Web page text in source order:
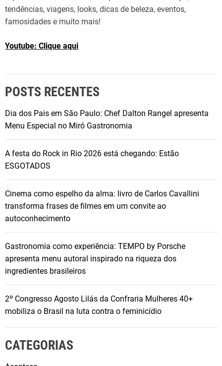
tendências, viagens, looks, dicas de beleza, eventos,
famosidades e muito mais!
Youtube: Clique aqui
POSTS RECENTES
Dia dos Pais em São Paulo: Chef Dalton Rangel apresenta
Menu Especial no Miró Gastronomia
A festa do Rock in Rio 2026 está chegando: Estão
ESGOTADOS
Cinema como espelho da alma: livro de Carlos Cavallini
transforma frases de filmes em um convite ao
autoconhecimento
Gastronomia como experiência: TEMPO by Porsche
apresenta menu autoral inspirado na riqueza dos
ingredientes brasileiros
2º Congresso Agosto Lilás da Confraria Mulheres 40+
mobiliza o Brasil na luta contra o feminicídio
CATEGORIAS